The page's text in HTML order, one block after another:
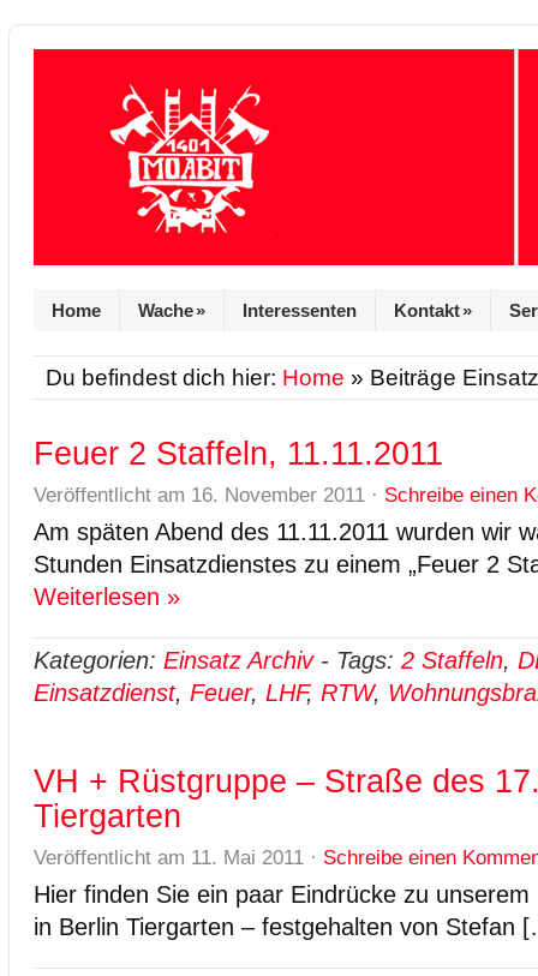
Home Wache» Interessenten Kontakt»
Du befindest dich hier: Home » Beiträge Einsatz
Feuer 2 Staffeln, 11.11.2011
Veröffentlicht am 16. November 2011 · Schreibe einen
Am späten Abend des 11.11.2011 wurden wir
Stunden Einsatzdienstes zu einem „Feuer 2
Weiterlesen »
Kategorien: Einsatz Archiv- Tags: 2 Staffeln,
Einsatzdienst, Feuer, LHF, RTW,
VH + Rüstgruppe – Straße des
Tiergarten
Veröffentlicht am 11. Mai 2011 · Schreibe einen
Hier finden Sie ein paar Eindrücke zu
in Berlin Tiergarten – festgehalten von Stefan